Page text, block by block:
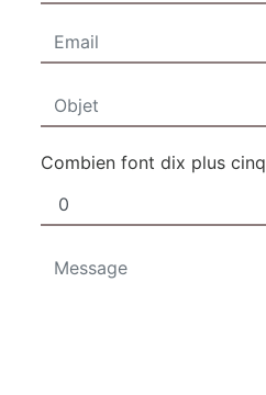
Combien font dix plus cinq